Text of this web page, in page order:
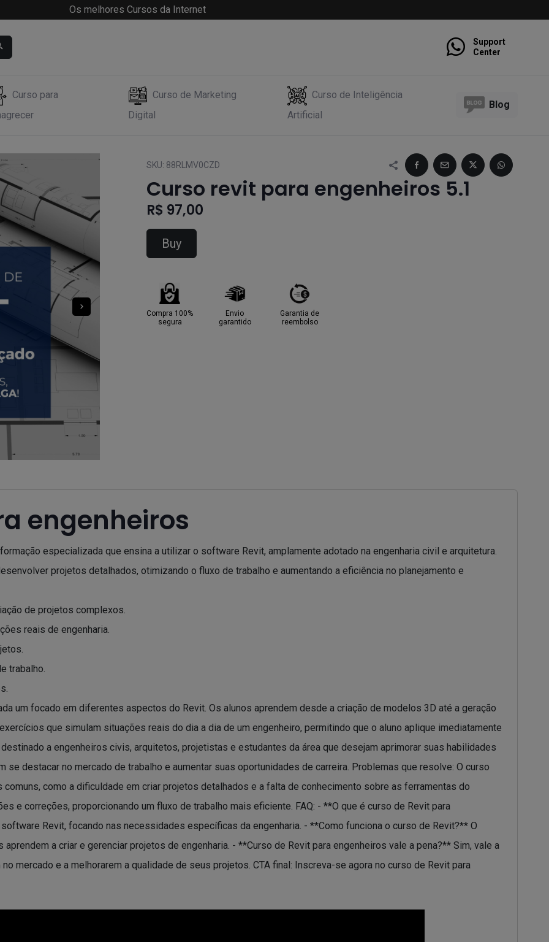
Os melhores Cursos da Internet
Support
Center
Curso para
Curso de Marketing
Digital
Curso de Inteligência
Artificial
Blog
SKU: 88RLMV0CZD
Curso revit para engenheiros 5.1
R$ 97,00
Buy
Compra 100%
segura
Envio
garantido
Garantia de
reembolso
engenheiros
especializada que ensina a utilizar o software Revit, amplamente adotado na engenharia civil e arquitetura.
projetos detalhados, otimizando o fluxo de trabalho e aumentando a eficiência no planejamento e
de projetos complexos.
reais de engenharia.
trabalho.
um focado em diferentes aspectos do Revit. Os alunos aprendem desde a criação de modelos 3D até a geração
que simulam situações reais do dia a dia de um engenheiro, permitindo que o aluno aplique imediatamente
a engenheiros civis, arquitetos, projetistas e estudantes da área que desejam aprimorar suas habilidades
se destacar no mercado de trabalho e aumentar suas oportunidades de carreira. Problemas que resolve: O curso
como a dificuldade em criar projetos detalhados e a falta de conhecimento sobre as ferramentas do
e correções, proporcionando um fluxo de trabalho mais eficiente. FAQ: - **O que é curso de Revit para
Revit, focando nas necessidades específicas da engenharia. - **Como funciona o curso de Revit?** O
a criar e gerenciar projetos de engenharia. - **Curso de Revit para engenheiros vale a pena?** Sim, vale a
mercado e a melhorarem a qualidade de seus projetos. CTA final: Inscreva-se agora no curso de Revit para